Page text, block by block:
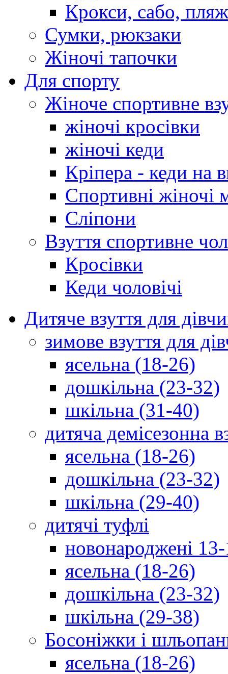
Крокси, сабо,
Сумки, рюкзаки
Жіночі тапочки
Для спорту
Жіноче спортивне
жіночі кросівки
жіночі кеди
Кріпера - кеди на
Спортивні жіночі
Сліпони
Взуття спортивне
Кросівки
Кеди чоловічі
Дитяче взуття для
зимове взуття для
ясельна (18-26)
дошкільна (23-32)
шкільна (31-40)
дитяча демісезонна
ясельна (18-26)
дошкільна (23-32)
шкільна (29-40)
дитячі туфлі
новонароджені
ясельна (18-26)
дошкільна (23-32)
шкільна (29-38)
Босоніжки і
ясельна (18-26)